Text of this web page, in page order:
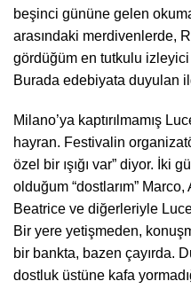
beşinci gününe gelen
arasındaki merdivenlerde,
gördüğüm en tutkulu izleyici
Burada edebiyata duyulan
Milano’ya kaptırılmamış
hayran. Festivalin
özel bir ışığı var” diyor. İki
olduğum “dostlarım”
Beatrice ve diğerleriyle
Bir yere yetişmeden,
bir bankta, bazen çayırda.
dostluk üstüne kafa